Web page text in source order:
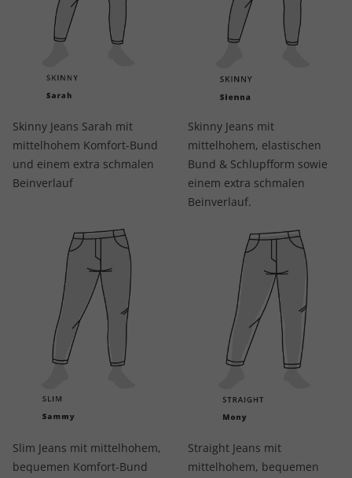
Skinny Jeans Sarah mit
mittelhohem Komfort-Bund
und einem extra schmalen
Beinverlauf
Skinny Jeans mit
mittelhohem, elastischen
Bund & Schlupfform sowie
einem extra schmalen
Beinverlauf.
Slim Jeans mit mittelhohem,
bequemen Komfort-Bund
Straight Jeans mit
mittelhohem, bequemen